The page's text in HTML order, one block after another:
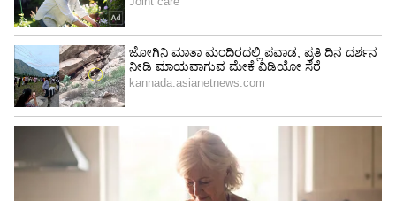
ಅನುಷ್ಕಾ ಬದಲಿಗೆ ದೀಪಿಕಾ ಪಡುಕೋಣೆ ಕಾಣಿಸಿಕೊಂಡರು.
5
7